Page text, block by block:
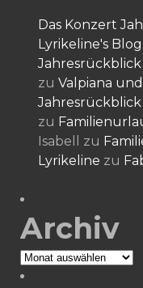
Das Konzert
Lyrikeline's Blog
Jahresrückblick
zu Valpiana
Jahresrückblick
zu
Isabell
zu
Lyrikeline zu
Archiv
Archiv